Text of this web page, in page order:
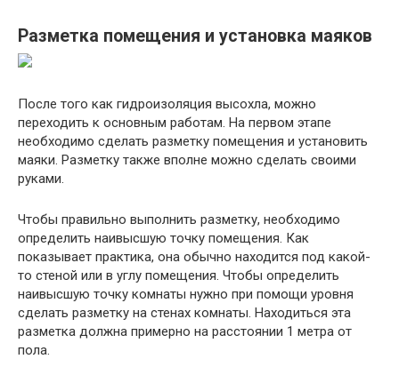
Разметка помещения и установка маяков
После того как гидроизоляция высохла, можно
переходить к основным работам. На первом этапе
необходимо сделать разметку помещения и установить
маяки. Разметку также вполне можно сделать своими
руками.
Чтобы правильно выполнить разметку, необходимо
определить наивысшую точку помещения. Как
показывает практика, она обычно находится под какой-
то стеной или в углу помещения. Чтобы определить
наивысшую точку комнаты нужно при помощи уровня
сделать разметку на стенах комнаты. Находиться эта
разметка должна примерно на расстоянии 1 метра от
пола.